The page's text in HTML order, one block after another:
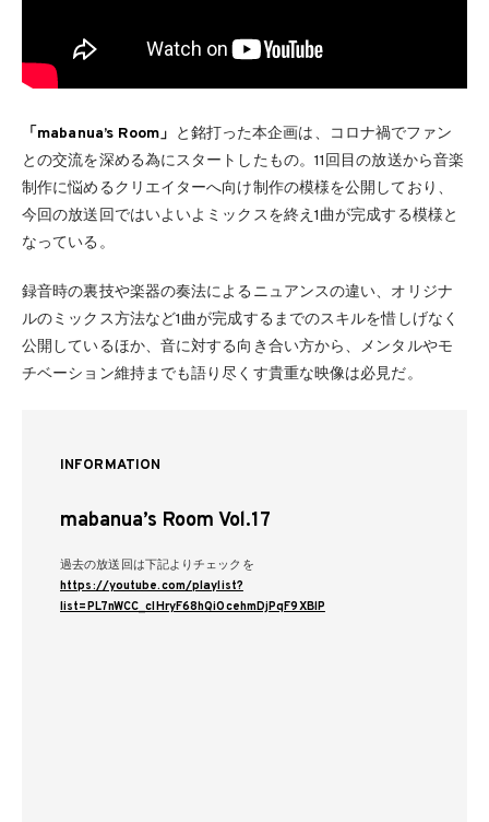
「mabanua’s Room」 と銘打った本企画は、コロナ禍でファン
との交流を深める為にスタートしたもの。11回目の放送から音楽
制作に悩めるクリエイターへ向け制作の模様を公開しており、
今回の放送回ではいよいよミックスを終え1曲が完成する模様と
なっている。
録音時の裏技や楽器の奏法によるニュアンスの違い、オリジナ
ルのミックス方法など1曲が完成するまでのスキルを惜しげなく
公開しているほか、音に対する向き合い方から、メンタルやモ
チベーション維持までも語り尽くす貴重な映像は必見だ。
INFORMATION
mabanua’s Room Vol.17
過去の放送回は下記よりチェックを
https://youtube.com/playlist?
list=PL7nWCC_cIHryF68hQiOcehmDjPqF9XBlP